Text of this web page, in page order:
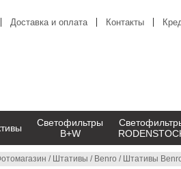
/ Штативы / Benro / Штативы
Доставка и оплата Контакты
Светофильтры
B+W